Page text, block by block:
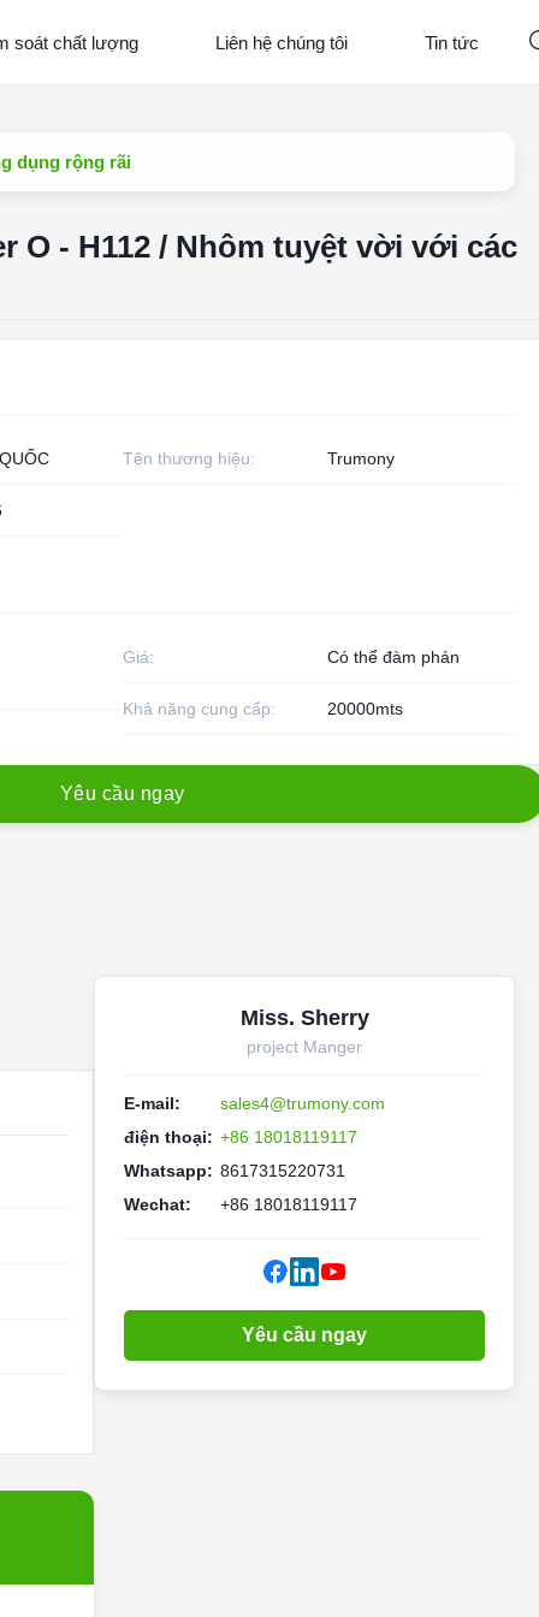
soát chất lượng Liên hệ chúng tôi Tin tức
dụng rộng rãi
O - H112 / Nhôm tuyệt vời với các
Tên thương hiệu: Trumony
Giá: Có thể đàm phán
Khả năng cung cấp: 20000mts
Yêu cầu ngay
Miss. Sherry
project Manger
E-mail:
sales4@trumony.com
điện thoại: +86 18018119117
Whatsapp: 8617315220731
Wechat:
+86 18018119117
Yêu cầu ngay